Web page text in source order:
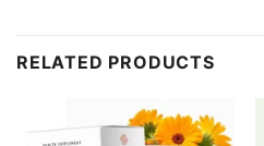
RELATED PRODUCTS